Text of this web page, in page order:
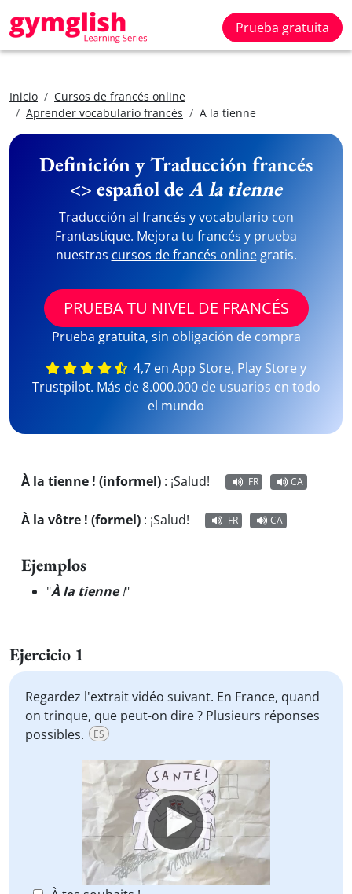
Prueba gratuita
Inicio
Cursos de francés online
Aprender vocabulario francés
A la tienne
Definición y Traducción francés
<> español deA la tienne
Traducción al francés y vocabulario con
Frantastique. Mejora tu francés y prueba
nuestras cursos de francés onlinegratis.
PRUEBA TU NIVEL DE FRANCÉS
Prueba gratuita, sin obligación de compra
4,7 en App Store, Play Store y
Trustpilot. Más de 8.000.000 de usuarios en todo
el mundo
À la tienne ! (informel) : ¡Salud! FR CA
À la vôtre ! (formel) : ¡Salud! FR CA
Ejemplos
"À la tienne!"
Ejercicio 1
Regardez l'extrait vidéo suivant. En France, quand
on trinque, que peut-on dire ? Plusieurs réponses
possibles.
ES
Video
Player